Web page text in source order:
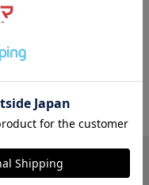
ーナスのジレンマ
して、示したように飛行
は雰囲気ピッタリ。プレ
やすいコンポーネントに
いて要素がてんこ盛り
です。
1番～6番ゲートに配置さ
って配置されるゲートが
んを運んであげたいとこ
また，どんなお客さんでも
うとも言えません。メイ
にさまざまな色のキュー
れています。このキュー
行機には慣れ親しんでい
います。やや地味かもし
ダイスが搭乗ゲートでプ
ます。
客の種類を表しているそ
て1週間（6ターン（火曜
に、飛行機でお客さんを
お金を稼ぐゲームです。
ますので、出発する搭
選んで、都市名が書かれ
ます。手札は移動以外に
行機の改良などに利用す
み込む